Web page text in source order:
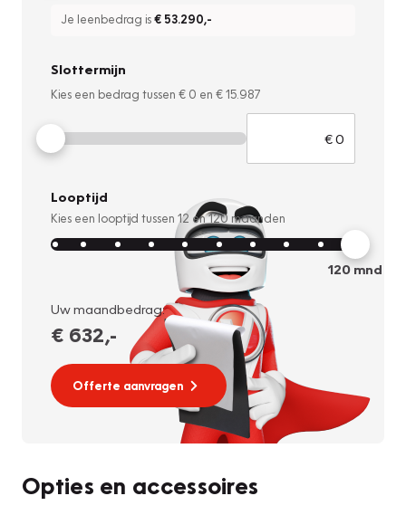
Je leenbedrag is€ 53.290,-
Slottermijn
Kies een bedrag tussen € 0 en € 15.987
Looptijd
Kies een looptijd tussen 12 en120 maanden
120mnd
Uw maandbedrag:
€ 632,-
Offerte aanvragen
Opties en accessoires